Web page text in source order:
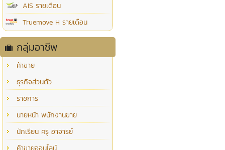
AIS รายเดือน
Truemove H รายเดือน
กลุ่มอาชีพ
ค้าขาย
ธุรกิจส่วนตัว
ราชการ
นายหน้า พนักงานขาย
นักเรียน ครู อาจารย์